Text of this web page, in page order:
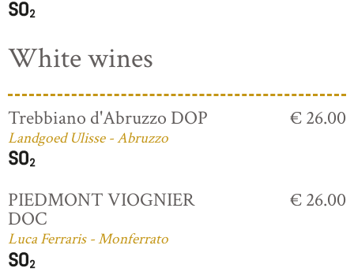
White wines
Trebbiano d'Abruzzo DOP
Landgoed Ulisse - Abruzzo
€ 26.00
PIEDMONT VIOGNIER
DOC
Luca Ferraris - Monferrato
€ 26.00